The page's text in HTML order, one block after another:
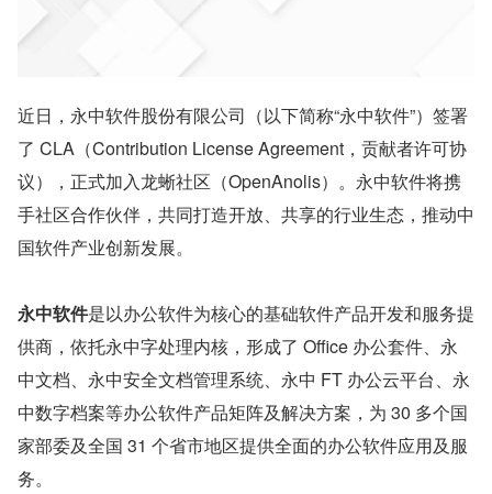
近日，永中软件股份有限公司（以下简称“永中软件”）签署
了 CLA（Contribution License Agreement，贡献者许可协
议），正式加入龙蜥社区（OpenAnolis）。永中软件将携
手社区合作伙伴，共同打造开放、共享的行业生态，推动中
国软件产业创新发展。
永中软件是以办公软件为核心的基础软件产品开发和服务提
供商，依托永中字处理内核，形成了 Office 办公套件、永
中文档、永中安全文档管理系统、永中 FT 办公云平台、永
中数字档案等办公软件产品矩阵及解决方案，为 30 多个国
家部委及全国 31 个省市地区提供全面的办公软件应用及服
务。